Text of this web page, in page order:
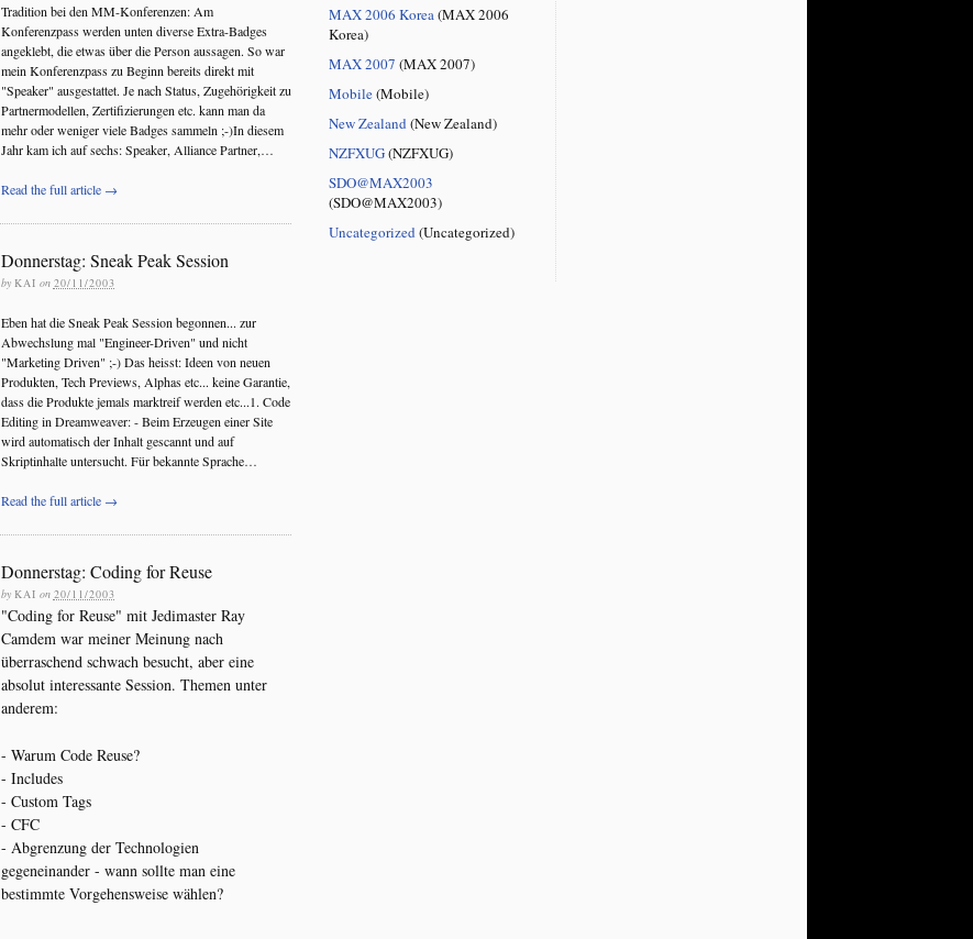
Tradition bei den MM-Konferenzen: Am
Konferenzpass werden unten diverse Extra-Badges
angeklebt, die etwas über die Person aussagen. So war
mein Konferenzpass zu Beginn bereits direkt mit
"Speaker" ausgestattet. Je nach Status, Zugehörigkeit zu
Partnermodellen, Zertifizierungen etc. kann man da
mehr oder weniger viele Badges sammeln ;-)In diesem
Jahr kam ich auf sechs: Speaker, Alliance Partner,…
Read the full article →
Donnerstag: Sneak Peak Session
by KAI on 20/11/2003
Eben hat die Sneak Peak Session begonnen... zur
Abwechslung mal "Engineer-Driven" und nicht
"Marketing Driven" ;-) Das heisst: Ideen von neuen
Produkten, Tech Previews, Alphas etc... keine Garantie,
dass die Produkte jemals marktreif werden etc...1. Code
Editing in Dreamweaver: - Beim Erzeugen einer Site
wird automatisch der Inhalt gescannt und auf
Skriptinhalte untersucht. Für bekannte Sprache…
Read the full article →
Donnerstag: Coding for Reuse
by KAI on 20/11/2003
"Coding for Reuse" mit Jedimaster Ray
Camdem war meiner Meinung nach
überraschend schwach besucht, aber eine
absolut interessante Session. Themen unter
anderem:
- Warum Code Reuse?
- Includes
- Custom Tags
- CFC
- Abgrenzung der Technologien
gegeneinander - wann sollte man eine
bestimmte Vorgehensweise wählen?
MAX 2006 Korea(MAX 2006
Korea)
MAX 2007 (MAX 2007)
Mobile(Mobile)
New Zealand(New Zealand)
NZFXUG(NZFXUG)
SDO@MAX2003
(SDO@MAX2003)
Uncategorized(Uncategorized)